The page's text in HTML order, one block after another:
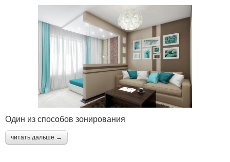
Один из способов зонирования
читать дальше →